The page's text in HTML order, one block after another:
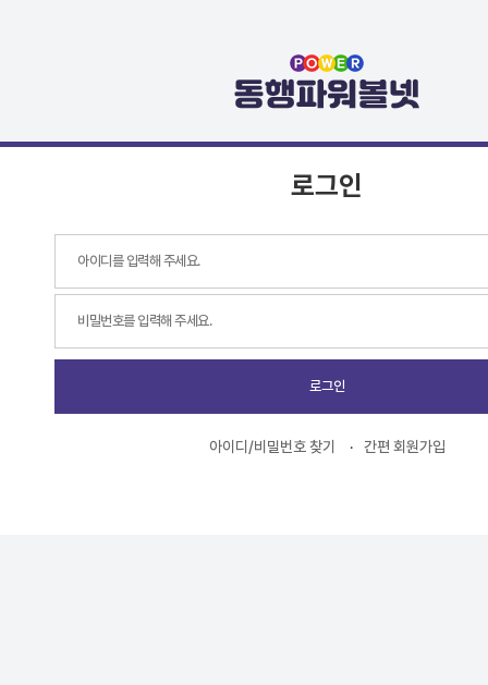
로그인
로그인
아이디/비밀번호 찾기 간편 회원가입